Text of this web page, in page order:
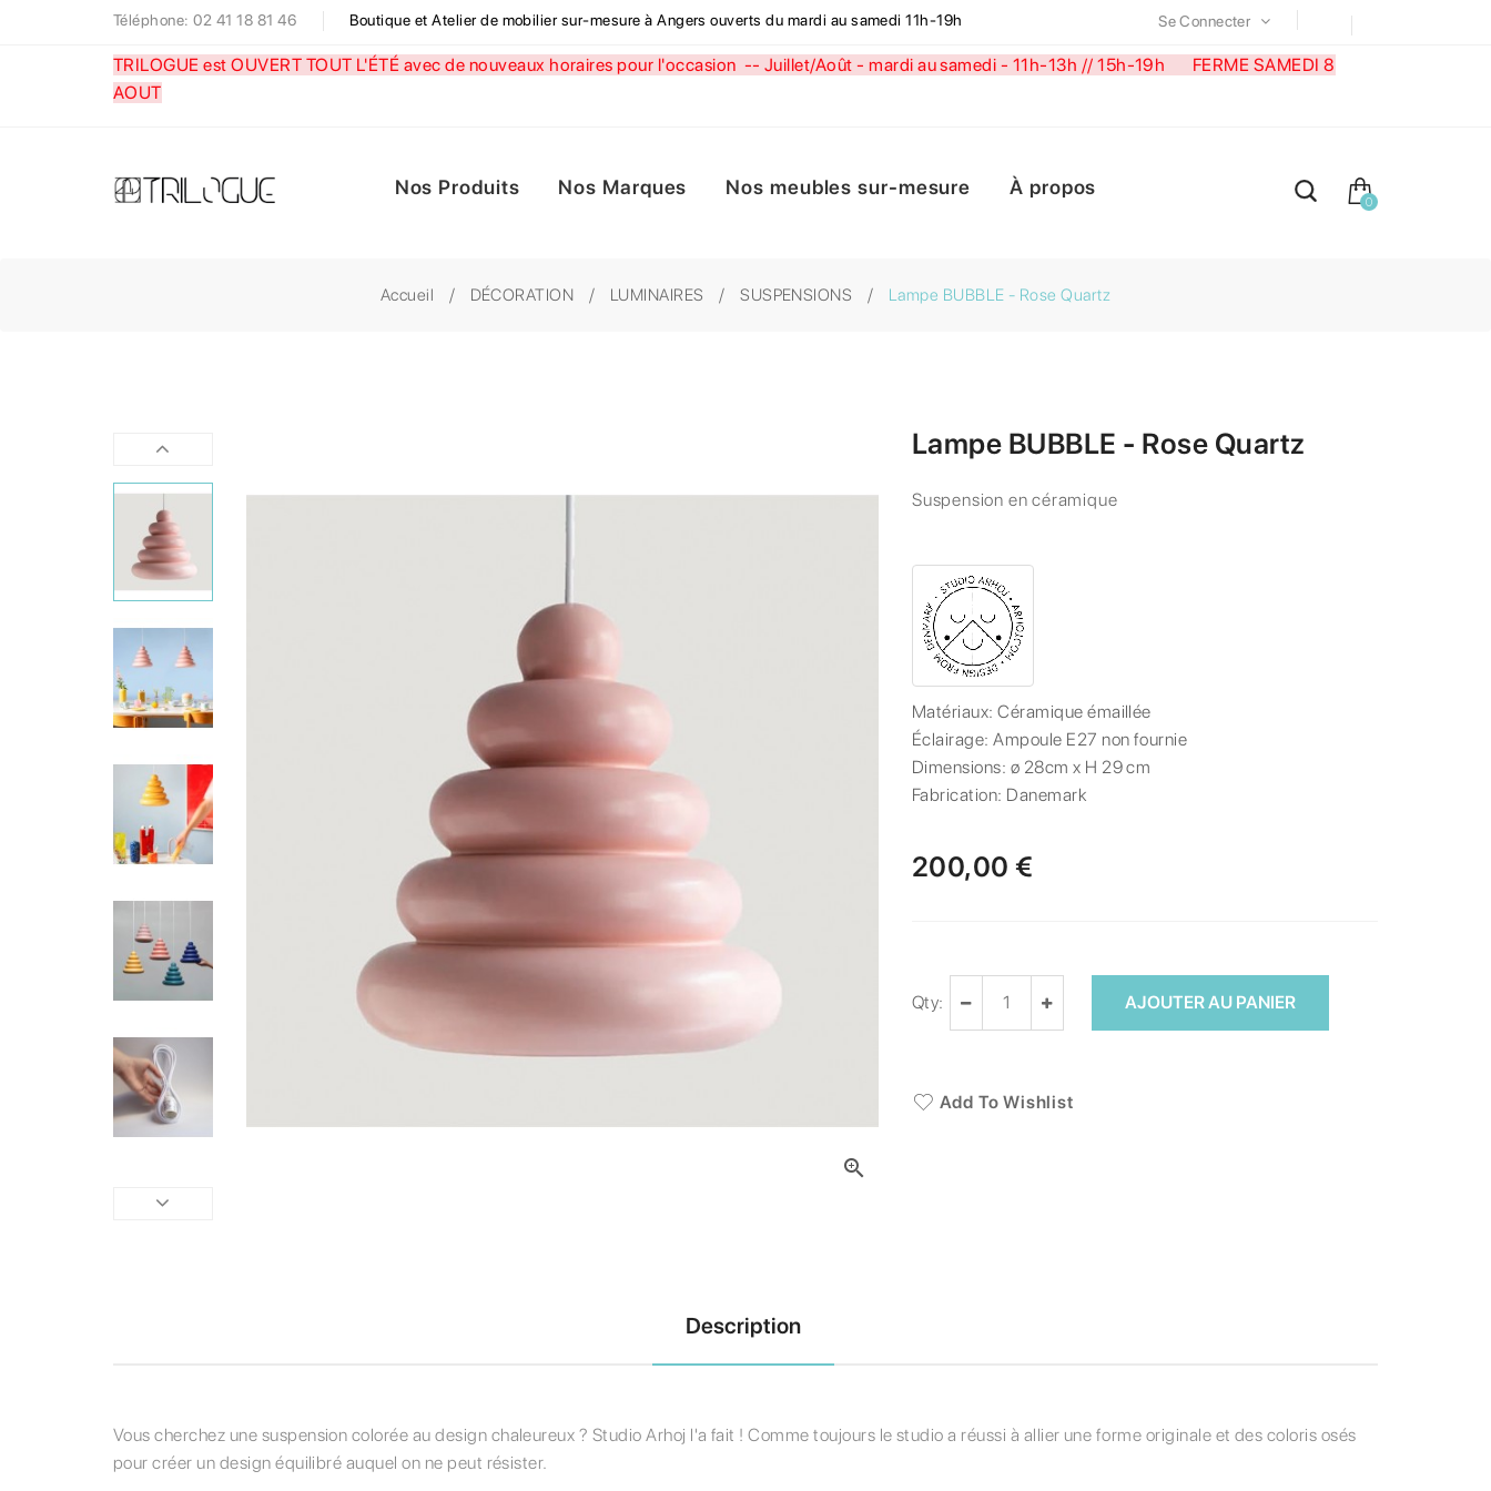
Téléphone: 02 41 18 81 46 Boutique et Atelier de mobilier sur-mesure à Angers ouverts du mardi au samedi 11h-19h Se Connecter
TRILOGUE est OUVERT TOUT L'ÉTÉ avec de nouveaux horaires pour l'occasion -- Juillet/Août - mardi au samedi - 11h-13h // 15h-19h FERME SAMEDI 8
AOUT
Nos Produits Nos Marques Nos meubles sur-mesure À propos
0
Accueil DÉCORATION LUMINAIRES SUSPENSIONS Lampe BUBBLE - Rose Quartz

Lampe BUBBLE - Rose Quartz
Suspension en céramique
Matériaux:Céramique émaillée
Éclairage:Ampoule E27 non fournie
Dimensions: ø 28cm x H 29 cm
Fabrication: Danemark
200,00 €
Qty: AJOUTER AU PANIER
Add To Wishlist
Description
Vous cherchez une suspension colorée au design chaleureux ? Studio Arhoj l'a fait ! Comme toujours le studio a réussi à allier une forme originale et des coloris osés
pour créer un design équilibré auquel on ne peut résister.